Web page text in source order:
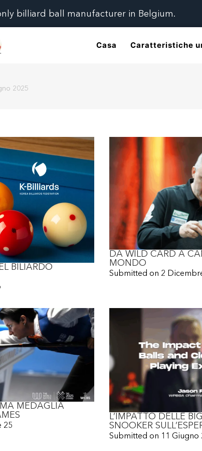
billiard ball manufacturer in Belgium.
Casa Caratteristiche
2025
BILIARDO
DA WILD CARD A
MONDO
Submitted on 2
MEDAGLIA
25
L’IMPATTO DELLE
SNOOKER
Submitted on 11 Giugno